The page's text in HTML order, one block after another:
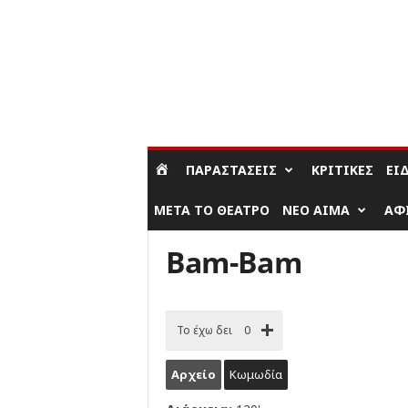
ΠΑΡΑΣΤΆΣΕΙΣ ΚΡΙΤΙΚΈΣ
ΜΕΤΆ ΤΟ ΘΈΑΤΡΟ ΝΈΟ ΑΊΜΑ
Bam-Bam
Το έχω δει 0
Αρχείο Κωμωδία